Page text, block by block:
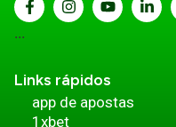
...
Links rápidos
app de apostas
1xbet